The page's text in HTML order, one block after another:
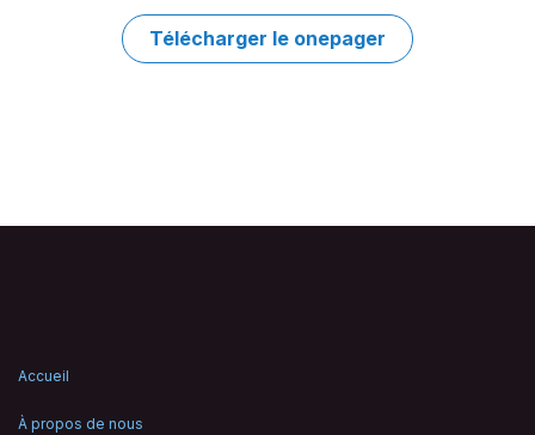
Télécharger le onepag​​er
Accueil
À propos de nous